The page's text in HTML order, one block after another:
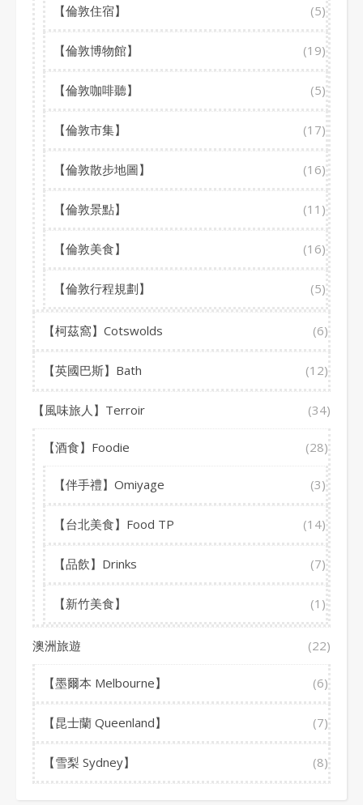
【倫敦住宿】 (5)
【倫敦博物館】 (19)
【倫敦咖啡聽】 (5)
【倫敦市集】 (17)
【倫敦散步地圖】 (16)
【倫敦景點】 (11)
【倫敦美食】 (16)
【倫敦行程規劃】 (5)
【柯茲窩】Cotswolds (6)
【英國巴斯】Bath (12)
【風味旅人】Terroir (34)
【酒食】Foodie (28)
【伴手禮】Omiyage (3)
【台北美食】Food TP (14)
【品飲】Drinks (7)
【新竹美食】 (1)
澳洲旅遊 (22)
【墨爾本 Melbourne】 (6)
【昆士蘭 Queenland】 (7)
【雪梨 Sydney】 (8)